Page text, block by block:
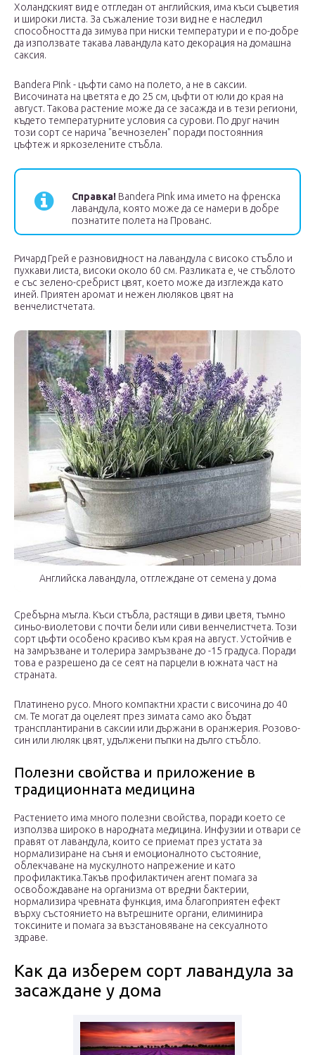
Холандският вид е отгледан от английския, има къси съцветия
и широки листа. За съжаление този вид не е наследил
способността да зимува при ниски температури и е по-добре
да използвате такава лавандула като декорация на домашна
саксия.
Bandera Pink - цъфти само на полето, а не в саксии.
Височината на цветята е до 25 см, цъфти от юли до края на
август. Такова растение може да се засажда и в тези региони,
където температурните условия са сурови. По друг начин
този сорт се нарича "вечнозелен" поради постоянния
цъфтеж и яркозелените стъбла.
Справка! Bandera Pink има името на френска
лавандула, която може да се намери в добре
познатите полета на Прованс.
Ричард Грей е разновидност на лавандула с високо стъбло и
пухкави листа, високи около 60 см. Разликата е, че стъблото
е със зелено-сребрист цвят, което може да изглежда като
иней. Приятен аромат и нежен люляков цвят на
венчелистчетата.
Английска лавандула, отглеждане от семена у дома
Сребърна мъгла. Къси стъбла, растящи в диви цветя, тъмно
синьо-виолетови с почти бели или сиви венчелистчета. Този
сорт цъфти особено красиво към края на август. Устойчив е
на замръзване и толерира замръзване до -15 градуса. Поради
това е разрешено да се сеят на парцели в южната част на
страната.
Платинено русо. Много компактни храсти с височина до 40
см. Те могат да оцелеят през зимата само ако бъдат
трансплантирани в саксии или държани в оранжерия. Розово-
син или люляк цвят, удължени пъпки на дълго стъбло.
Полезни свойства и приложение в
традиционната медицина
Растението има много полезни свойства, поради което се
използва широко в народната медицина. Инфузии и отвари се
правят от лавандула, които се приемат през устата за
нормализиране на съня и емоционалното състояние,
облекчаване на мускулното напрежение и като
профилактика.Такъв профилактичен агент помага за
освобождаване на организма от вредни бактерии,
нормализира чревната функция, има благоприятен ефект
върху състоянието на вътрешните органи, елиминира
токсините и помага за възстановяване на сексуалното
здраве.
Как да изберем сорт лавандула за
засаждане у дома